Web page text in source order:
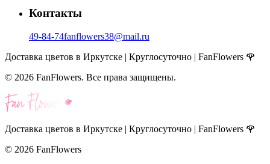
Контакты
49-84-74fanflowers38@mail.ru
Доставка цветов в Иркутске | Круглосуточно | FanFlowers 🌹
© 2026 FanFlowers. Все права защищены.
Доставка цветов в Иркутске | Круглосуточно | FanFlowers 🌹
© 2026 FanFlowers